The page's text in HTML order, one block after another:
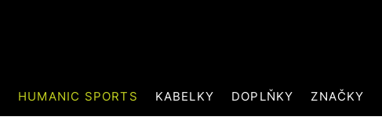
HUMANIC SPORTS KABELKY DOPLŇKY ZNAČKY